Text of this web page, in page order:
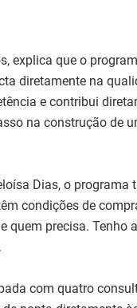
explica que o
diretamente na
e contribui
na construção de
Dias, o
condições de
quem precisa. Tenho
com quatro